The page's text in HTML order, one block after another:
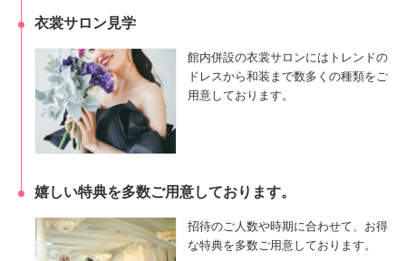
衣裳サロン見学
館内併設の衣裳サロンにはトレンドの
ドレスから和装まで数多くの種類をご
用意しております。
嬉しい特典を多数ご用意しております。
招待のご人数や時期に合わせて、お得
な特典を多数ご用意しております。